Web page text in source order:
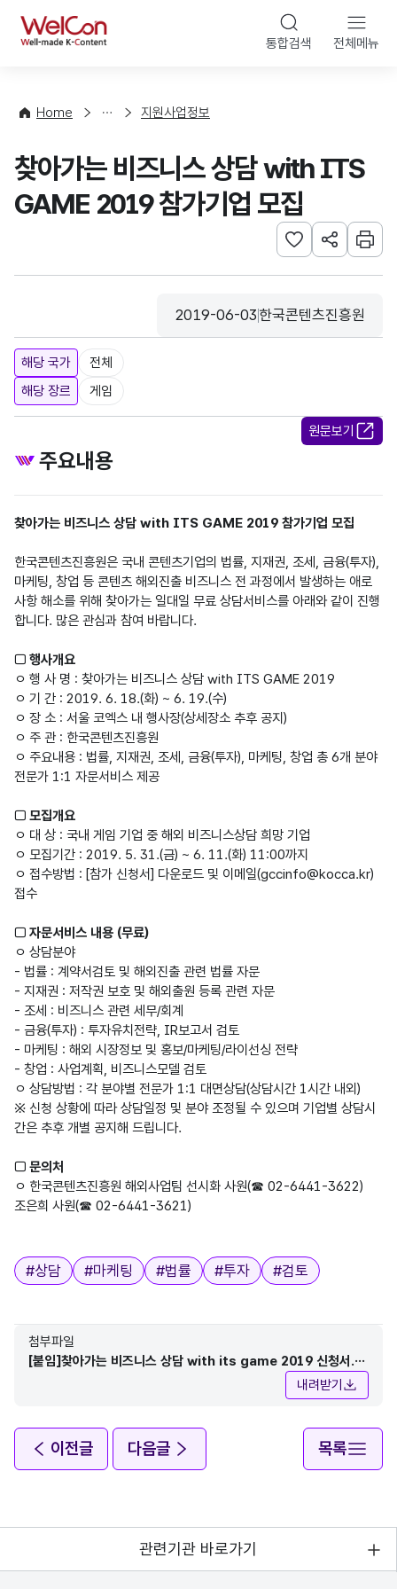
WelCon 통합검색 전체메뉴
Home
사
청
지원사업정보
찾아가는 비즈니스 상담 with ITS
GAME 2019 참가기업 모집
관심사 등록하기
URL 공유하
인쇄
등록일
2019-06-03
수집기관
한국콘텐츠진흥원
해당 국가
전체
해당 장르
게임
원문보기
주요내용
찾아가는 비즈니스 상담 with ITS GAME 2019 참가기업 모집
한국콘텐츠진흥원은 국내 콘텐츠기업의 법률, 지재권, 조세, 금융(투자),
마케팅, 창업 등 콘텐츠 해외진출 비즈니스 전 과정에서 발생하는 애로
사항 해소를 위해 찾아가는 일대일 무료 상담서비스를 아래와 같이 진행
합니다. 많은 관심과 참여 바랍니다.
□ 행사개요
ㅇ 행 사 명 : 찾아가는 비즈니스 상담 with ITS GAME 2019
ㅇ 기 간 : 2019. 6. 18.(화) ~ 6. 19.(수)
ㅇ 장 소 : 서울 코엑스 내 행사장(상세장소 추후 공지)
ㅇ 주 관 : 한국콘텐츠진흥원
ㅇ 주요내용 : 법률, 지재권, 조세, 금융(투자), 마케팅, 창업 총 6개 분야
전문가 1:1 자문서비스 제공
□ 모집개요
ㅇ 대 상 : 국내 게임 기업 중 해외 비즈니스상담 희망 기업
ㅇ 모집기간 : 2019. 5. 31.(금) ~ 6. 11.(화) 11:00까지
ㅇ 접수방법 : [참가 신청서] 다운로드 및 이메일(gccinfo@kocca.kr)
접수
□ 자문서비스 내용 (무료)
ㅇ 상담분야
- 법률 : 계약서검토 및 해외진출 관련 법률 자문
- 지재권 : 저작권 보호 및 해외출원 등록 관련 자문
- 조세 : 비즈니스 관련 세무/회계
- 금융(투자) : 투자유치전략, IR보고서 검토
- 마케팅 : 해외 시장정보 및 홍보/마케팅/라이선싱 전략
- 창업 : 사업계획, 비즈니스모델 검토
ㅇ 상담방법 : 각 분야별 전문가 1:1 대면상담(상담시간 1시간 내외)
※ 신청 상황에 따라 상담일정 및 분야 조정될 수 있으며 기업별 상담시
간은 추후 개별 공지해 드립니다.
□ 문의처
ㅇ 한국콘텐츠진흥원 해외사업팀 선시화 사원(☎ 02-6441-3622)
조은희 사원(☎ 02-6441-3621)
태그
#상담 #마케팅 #법률 #투자 #검토
첨부파일
[붙임]찾아가는 비즈니스 상담 with its game 2019 신청서.h
내려받기
이전글 다음글 목록
관련기관 바로가기